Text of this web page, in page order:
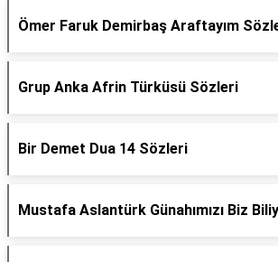
Ömer Faruk Demirbaş Araftayım
Grup Anka Afrin Türküsü Sözleri
Bir Demet Dua 14 Sözleri
Mustafa Aslantürk Günahımızı Biz